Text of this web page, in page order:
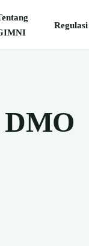
Regulasi